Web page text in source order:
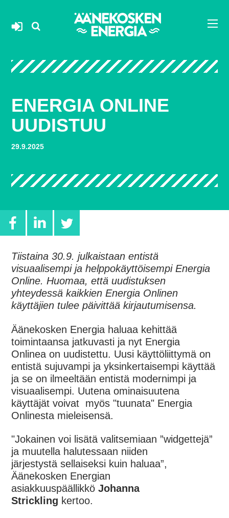
sisältöön
ENERGIA ONLINE
UUDISTUU
29.9.2025
Tiistaina 30.9. julkaistaan entistä
visuaalisempi ja helppokäyttöisempi Energia
Online. Huomaa, että uudistuksen
yhteydessä kaikkien Energia Onlinen
käyttäjien tulee päivittää kirjautumisensa.
Äänekosken Energia haluaa kehittää
toimintaansa jatkuvasti ja nyt Energia
Onlinea on uudistettu. Uusi käyttöliittymä on
entistä sujuvampi ja yksinkertaisempi käyttää
ja se on ilmeeltään entistä modernimpi ja
visuaalisempi. Uutena ominaisuutena
käyttäjät voivat myös"tuunata" Energia
Onlinesta mieleisensä.
"Jokainen voi lisätä valitsemiaan ”widgettejä”
ja muutella halutessaan niiden
järjestystä sellaiseksi kuin haluaa”,
Äänekosken Energian
asiakkuuspäällikköJohanna
Strickling kertoo.